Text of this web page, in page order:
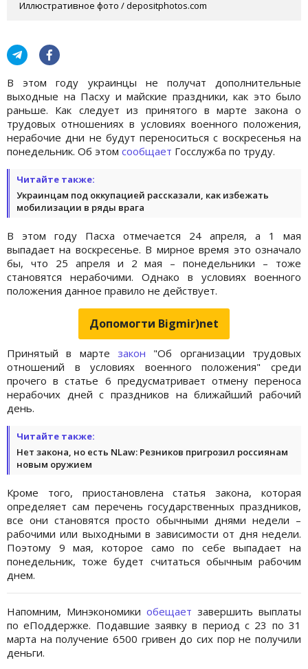
Иллюстративное фото / depositphotos.com
В этом году украинцы не получат дополнительные
выходные на Пасху и майские праздники, как это было
раньше. Как следует из принятого в марте закона о
трудовых отношениях в условиях военного положения,
нерабочие дни не будут переноситься с воскресенья на
понедельник. Об этом сообщает Госслужба по труду.
Читайте также:
Украинцам под оккупацией рассказали, как избежать
мобилизации в ряды врага
В этом году Пасха отмечается 24 апреля, а 1 мая
выпадает на воскресенье. В мирное время это означало
бы, что 25 апреля и 2 мая – понедельники – тоже
становятся нерабочими. Однако в условиях военного
положения данное правило не действует.
Допомогти Bigmir)net
Принятый в марте закон "Об организации трудовых
отношений в условиях военного положения" среди
прочего в статье 6 предусматривает отмену переноса
нерабочих дней с праздников на ближайший рабочий
день.
Читайте также:
Нет закона, но есть NLaw: Резников пригрозил россиянам
новым оружием
Кроме того, приостановлена статья закона, которая
определяет сам перечень государственных праздников,
все они становятся просто обычными днями недели –
рабочими или выходными в зависимости от дня недели.
Поэтому 9 мая, которое само по себе выпадает на
понедельник, тоже будет считаться обычным рабочим
днем.
Напомним, Минэкономики обещает завершить выплаты
по еПоддержке. Подавшие заявку в период с 23 по 31
марта на получение 6500 гривен до сих пор не получили
деньги.